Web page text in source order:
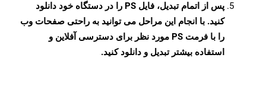
پس از اتمام تبدیل، فایل PS را در دستگاه خود دانلود
کنید. با انجام این مراحل می توانید به راحتی صفحات وب
را با فرمت PS مورد نظر برای دسترسی آفلاین و
استفاده بیشتر تبدیل و دانلود کنید.